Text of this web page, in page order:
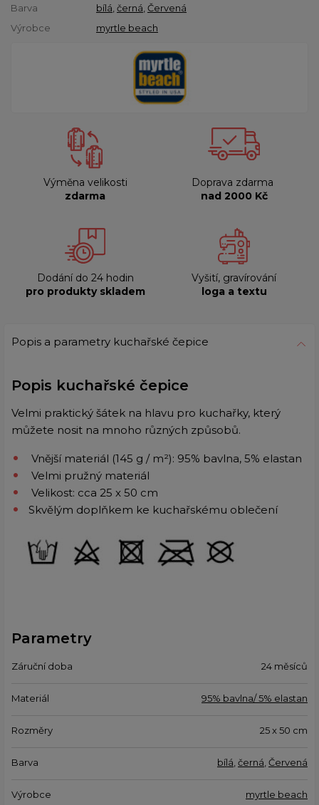
Barva
bílá černá Červená
Výrobce
myrtle beach
Výměna velikosti
zdarma
Doprava zdarma
nad 2000 Kč
Dodání do 24 hodin
pro produkty skladem
Vyšití, gravírování
loga a textu
Popis a parametry kuchařské čepice
Popis kuchařské čepice
Velmi praktický šátek na hlavu pro kuchařky, který
můžete nosit na mnoho různých způsobů.
Vnější materiál (145 g / m²): 95% bavlna, 5% elastan
Velmi pružný materiál
Velikost: cca 25 x 50 cm
Skvělým doplňkem ke kuchařskému oblečení
Parametry
Záruční doba 24 měsíců
Materiál 95% bavlna/ 5% elastan
Rozměry 25 x 50 cm
Barva bílá černá Červená
Výrobce myrtle beach